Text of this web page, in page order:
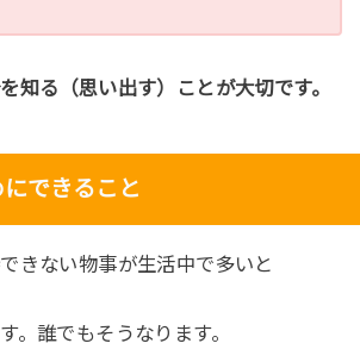
知る（思い出す）ことが大切です。
できること
きない物事が生活中で多いと
。誰でもそうなります。